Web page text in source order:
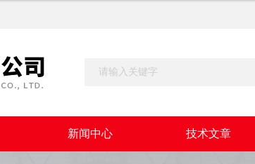
新闻中心 技术文章